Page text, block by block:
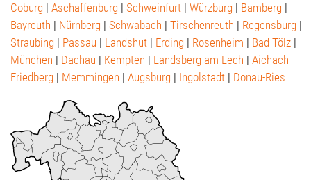
Coburg | Aschaffenburg | Schweinfurt | Würzburg | Bamberg |
Bayreuth | Nürnberg | Schwabach | Tirschenreuth | Regensburg |
Straubing | Passau | Landshut | Erding | Rosenheim | Bad Tölz |
München | Dachau | Kempten | Landsberg am Lech | Aichach-
Friedberg | Memmingen | Augsburg | Ingolstadt | Donau-Ries